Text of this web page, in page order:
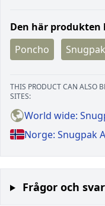
Den här
Poncho
Snugpak
THIS PRODUCT CAN ALSO
SITES:
World wide:
Norge: Snugpak
Frågor och